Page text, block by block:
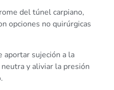
del túnel carpiano,
opciones no quirúrgicas
aportar sujeción a la
y aliviar la presión